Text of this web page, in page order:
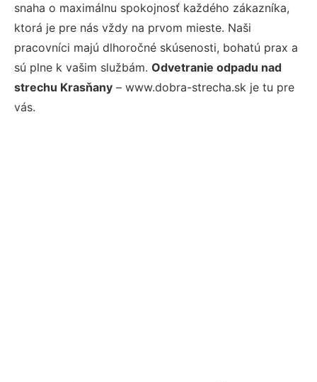
snaha o maximálnu spokojnosť každého zákazníka,
ktorá je pre nás vždy na prvom mieste. Naši
pracovníci majú dlhoročné skúsenosti, bohatú prax a
sú plne k vašim službám. Odvetranie odpadu nad
strechu Krasňany – www.dobra-strecha.sk je tu pre
vás.